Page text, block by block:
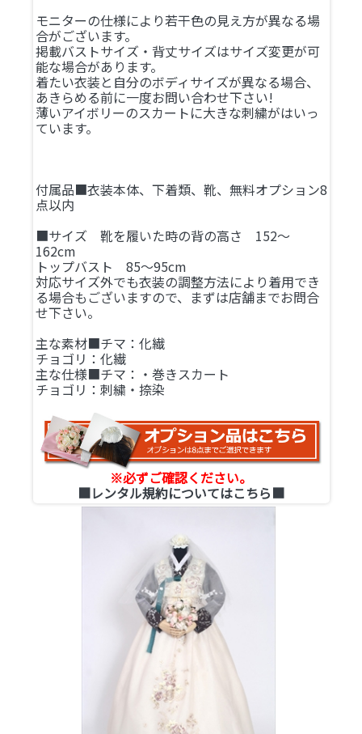
モニターの仕様により若干色の見え方が異なる場
合がございます。
掲載バストサイズ・背丈サイズはサイズ変更が可
能な場合があります。
着たい衣装と自分のボディサイズが異なる場合、
あきらめる前に一度お問い合わせ下さい!
薄いアイボリーのスカートに大きな刺繍がはいっ
ています。
付属品■衣装本体、下着類、靴、無料オプション8
点以内
■サイズ 靴を履いた時の背の高さ 152～
162cm
トップバスト 85～95cm
対応サイズ外でも衣装の調整方法により着用でき
る場合もございますので、まずは店舗までお問合
せ下さい。
主な素材■チマ：化繊
チョゴリ：化繊
主な仕様■チマ：・巻きスカート
チョゴリ：刺繍・捺染
※必ずご確認ください。
■レンタル規約についてはこちら■